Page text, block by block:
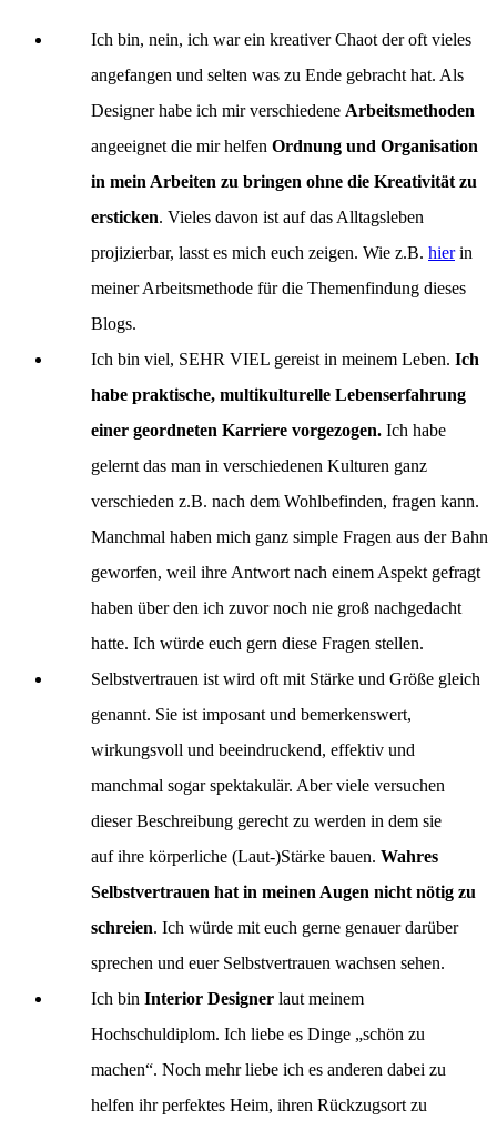
Ich bin, nein, ich war ein kreativer Chaot der oft vieles
angefangen und selten was zu Ende gebracht hat. Als
Designer habe ich mir verschiedene Arbeitsmethoden
angeeignet die mir helfen Ordnung und Organisation
in mein Arbeiten zu bringen ohne die Kreativität zu
ersticken. Vieles davon ist auf das Alltagsleben
projizierbar, lasst es mich euch zeigen. Wie z.B. hierin
meiner Arbeitsmethode für die Themenfindung dieses
Blogs.
Ich bin viel, SEHR VIEL gereist in meinem Leben. Ich
habe praktische, multikulturelle Lebenserfahrung
einer geordneten Karriere vorgezogen. Ich habe
gelernt das man in verschiedenen Kulturen ganz
verschieden z.B. nach dem Wohlbefinden, fragen kann.
Manchmal haben mich ganz simple Fragen aus der Bahn
geworfen, weil ihre Antwort nach einem Aspekt gefragt
haben über den ich zuvor noch nie groß nachgedacht
hatte. Ich würde euch gern diese Fragen stellen.
Selbstvertrauen ist wird oft mit Stärke und Größe gleich
genannt. Sie ist imposant und bemerkenswert,
wirkungsvoll und beeindruckend, effektiv und
manchmal sogar spektakulär. Aber viele versuchen
dieser Beschreibung gerecht zu werden in dem sie
auf ihre körperliche (Laut-)Stärke bauen. Wahres
Selbstvertrauen hat in meinen Augen nicht nötig zu
schreien. Ich würde mit euch gerne genauer darüber
sprechen und euer Selbstvertrauen wachsen sehen.
Ich bin Interior Designer laut meinem
Hochschuldiplom. Ich liebe es Dinge „schön zu
machen“. Noch mehr liebe ich es anderen dabei zu
helfen ihr perfektes Heim, ihren Rückzugsort zu